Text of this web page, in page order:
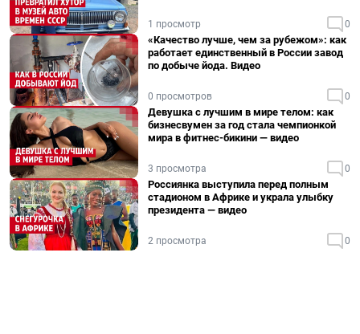
1 просмотр 0
«Качество лучше, чем за рубежом»: как
работает единственный в России завод
по добыче йода. Видео
0 просмотров 0
Девушка с лучшим в мире телом: как
бизнесвумен за год стала чемпионкой
мира в фитнес-бикини — видео
3 просмотра 0
Россиянка выступила перед полным
стадионом в Африке и украла улыбку
президента — видео
2 просмотра 0